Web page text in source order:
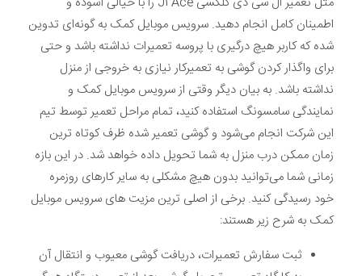
اطمینان کامل انجام دهید. سرویس موبایل کمک به گونه‌ای تدوین
شده که کاربر هیچ درگیری با پروسه تعمیرات نداشته باشد و حتی
برای واگذار کردن گوشی به تعمیرکار نیازی به خروجی از منزل
نداشته باشد. به بیان دیگر وقتی از سرویس موبایل کمک و
نمایندگی سامسونگ استفاده کنید، تمام مراحل تعمیر توسط تیم
این شرکت انجام می‌شود و گوشی تعمیر شده ظرف کوتاه ترین
زمان ممکن درب منزل به شما تحویل داده خواهد شد. در این بازه
زمانی شما می‌توانید بدون هیچ مشکلی به سایر کارهای روزمره
خود رسیدگی کنید. برخی از اصلی ترین مزیت های سرویس موبایل
کمک به شرح زیر هستند:
ثبت سفارش تعمیرات، دریافت گوشی معیوب و انتقال آن